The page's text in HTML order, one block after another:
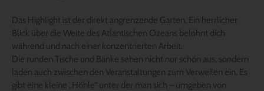
Das Highlight ist der direkt angrenzende Garten. Ein herrlicher
Blick über die Weite des Atlantischen Ozeans belohnt dich
während und nach einer konzentrierten Arbeit.
Die runden Tische und Bänke sehen nicht nur schön aus, sondern
laden auch zwischen den Veranstaltungen zum Verweilen ein. Es
gibt eine kleine „Höhle“ unter der man sich – umgeben von